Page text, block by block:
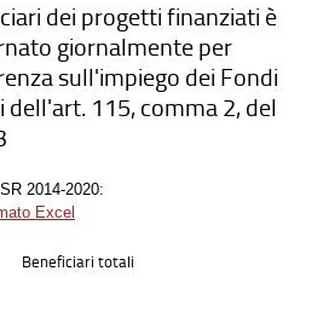
dei progetti finanziati è
giornalmente per
sull'impiego dei Fondi
dell'art. 115, comma 2, del
2014-2020:
Excel
Beneficiari totali